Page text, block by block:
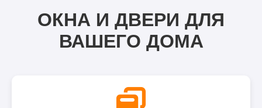
ОКНА И ДВЕРИ ДЛЯ
ВАШЕГО ДОМА